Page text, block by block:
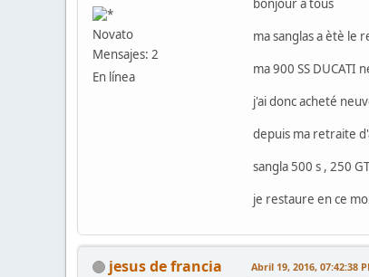
Novato
Mensajes: 2
En línea
ma sanglas a ètè le
ma 900 SS DUCATI
j'ai donc acheté
depuis ma retraite
sangla 500 s , 250
je restaure en ce
jesus de francia Abril 19, 2016, 07:42:38